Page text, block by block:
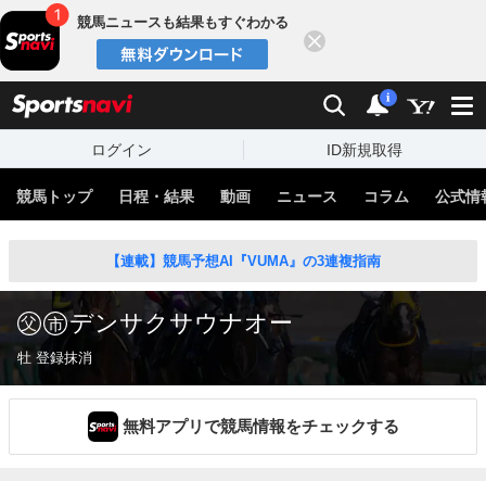
競馬ニュースも結果もすぐわかる
検索 通知
i
ログイン ID新規取得
競馬トップ 日程・結果 動画 ニュース コラム 公式情
【連載】競馬予想AI『VUMA』の3連複指南
デンサクサウナオー
牡 登録抹消
無料アプリで競馬情報をチェックする